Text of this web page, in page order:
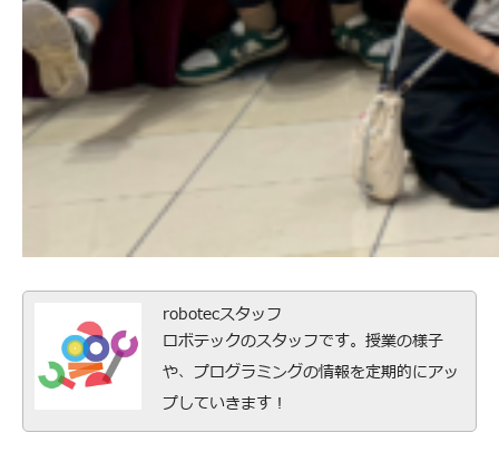
robotecスタッフ
ロボテックのスタッフです。授業の様子
や、プログラミングの情報を定期的にアッ
プしていきます！